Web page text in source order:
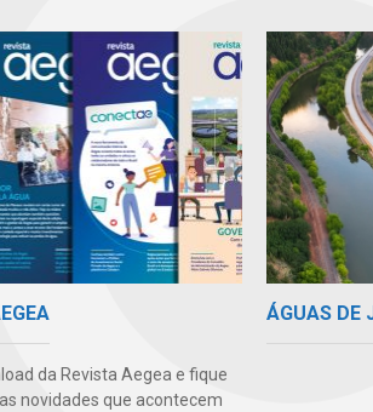
da Revista Aegea e fique
novidades que acontecem
ÁGUAS DE